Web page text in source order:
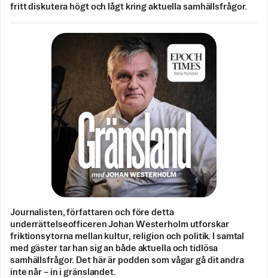
fritt diskutera högt och lågt kring aktuella samhällsfrågor.
Journalisten, författaren och före detta
underrättelseofficeren Johan Westerholm utforskar
friktionsytorna mellan kultur, religion och politik. I samtal
med gäster tar han sig an både aktuella och tidlösa
samhällsfrågor. Det här är podden som vågar gå dit andra
inte når – in i gränslandet.